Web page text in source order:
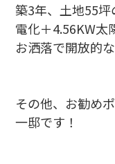
築3年、土地55
電化＋4.56KW太
お洒落で開放的
その他、お勧め
一邸です！